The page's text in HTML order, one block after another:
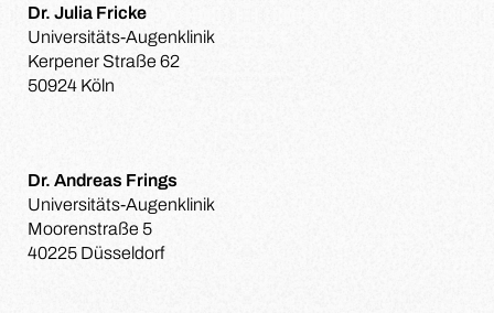
Dr. Julia Fricke
Universitäts-Augenklinik
Kerpener Straße 62
50924 Köln
Dr. Andreas Frings
Universitäts-Augenklinik
Moorenstraße 5
40225 Düsseldorf